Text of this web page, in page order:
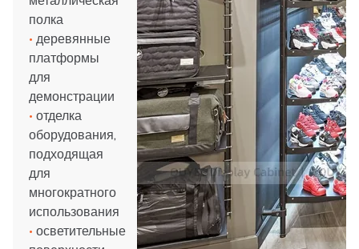
полка
• деревянные
платформы
для
демонстрации
• отделка
оборудования,
подходящая
для
многократного
использования
• осветительные